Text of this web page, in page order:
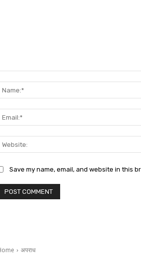
Save my name, email, and website in this